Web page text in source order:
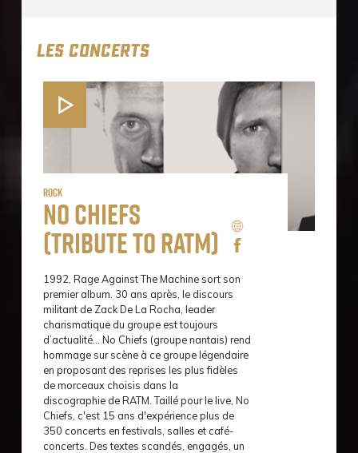
LES CONCERTS
Rock
No Chiefs
(Tribute to RATM)
1992, Rage Against The Machine sort son
premier album. 30 ans après, le discours
militant de Zack De La Rocha, leader
charismatique du groupe est toujours
d’actualité… No Chiefs (groupe nantais) rend
hommage sur scène à ce groupe légendaire
en proposant des reprises les plus fidèles
de morceaux choisis dans la
discographie de RATM. Taillé pour le live, No
Chiefs, c'est 15 ans d'expérience plus de
350 concerts en festivals, salles et café-
concerts. Des textes scandés, engagés, un